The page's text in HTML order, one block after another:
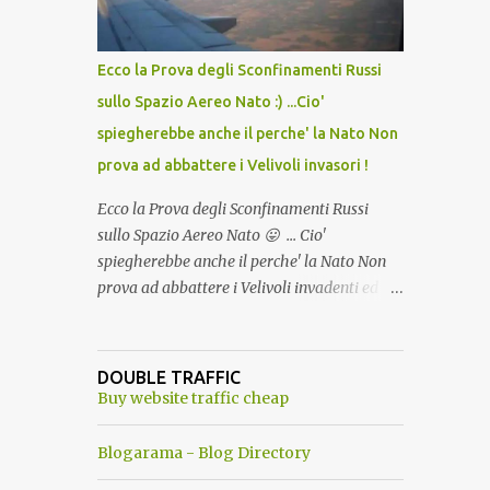
del Capo, era "spettacolare Ghiacciato, ma
andava bene anche, a Temperatura
Ambiente"! Riproponiamo l'articolo per NON
Ecco la Prova degli Sconfinamenti Russi
sullo Spazio Aereo Nato :) ...Cio'
spiegherebbe anche il perche' la Nato Non
prova ad abbattere i Velivoli invasori !
Ecco la Prova degli Sconfinamenti Russi
sullo Spazio Aereo Nato 😛 ... Cio'
spiegherebbe anche il perche' la Nato Non
prova ad abbattere i Velivoli invadenti ed
alcuna notizia di un'invasione dello spazio
aereo NATO da parte di un robot chiamato
ancora una fantasia Nato o forse una "False
DOUBLE TRAFFIC
Buy website traffic cheap
Blogarama - Blog Directory